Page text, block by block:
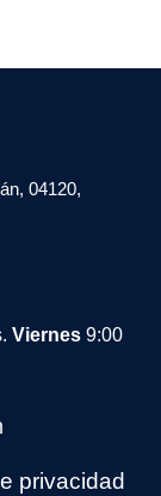
04120,
Viernes 9:00
privacidad